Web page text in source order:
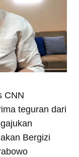
CNN
teguran dari
Bergizi